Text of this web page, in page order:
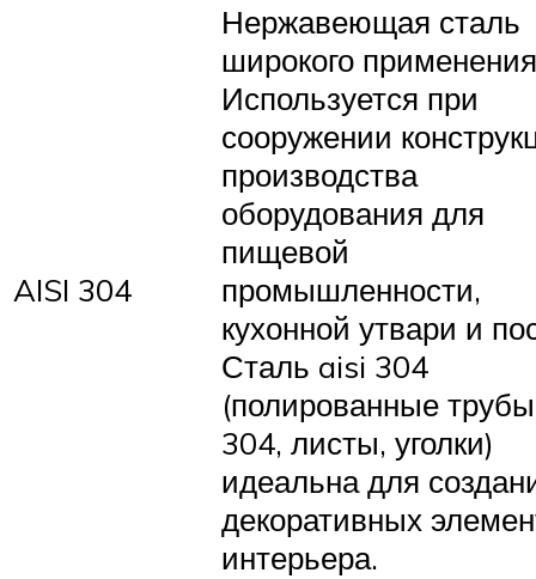
AISI 304
Нержавеющая сталь
широкого
Используется при
сооружении
производства
оборудования для
пищевой
промышленности,
кухонной утвари и
Сталь aisi 304
(полированные
304, листы, уголки)
идеальна для
декоративных
интерьера.